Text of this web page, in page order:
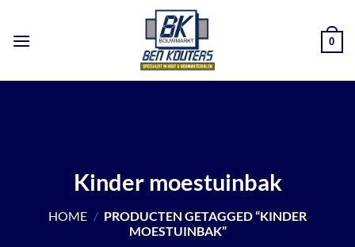
inhoud
0
Kinder moestuinbak
HOME / PRODUCTEN GETAGGED “KINDER
MOESTUINBAK”